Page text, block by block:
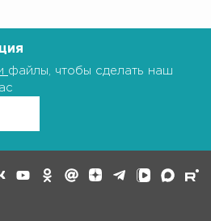
файлы, чтобы сделать наш